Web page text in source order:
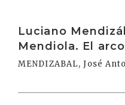
Luciano
Mendiola. El
MENDIZABAL, José